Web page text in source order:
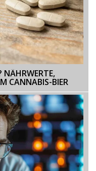
NÄHRWERTE,
CANNABIS-BIER